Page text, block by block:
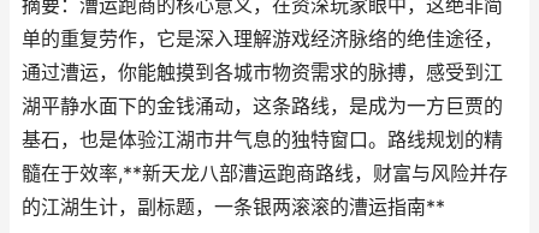
摘要：漕运跑商的核心意义，在资深玩家眼中，这绝非简
单的重复劳作，它是深入理解游戏经济脉络的绝佳途径，
通过漕运，你能触摸到各城市物资需求的脉搏，感受到江
湖平静水面下的金钱涌动，这条路线，是成为一方巨贾的
基石，也是体验江湖市井气息的独特窗口。路线规划的精
髓在于效率,**新天龙八部漕运跑商路线，财富与风险并存
的江湖生计，副标题，一条银两滚滚的漕运指南**